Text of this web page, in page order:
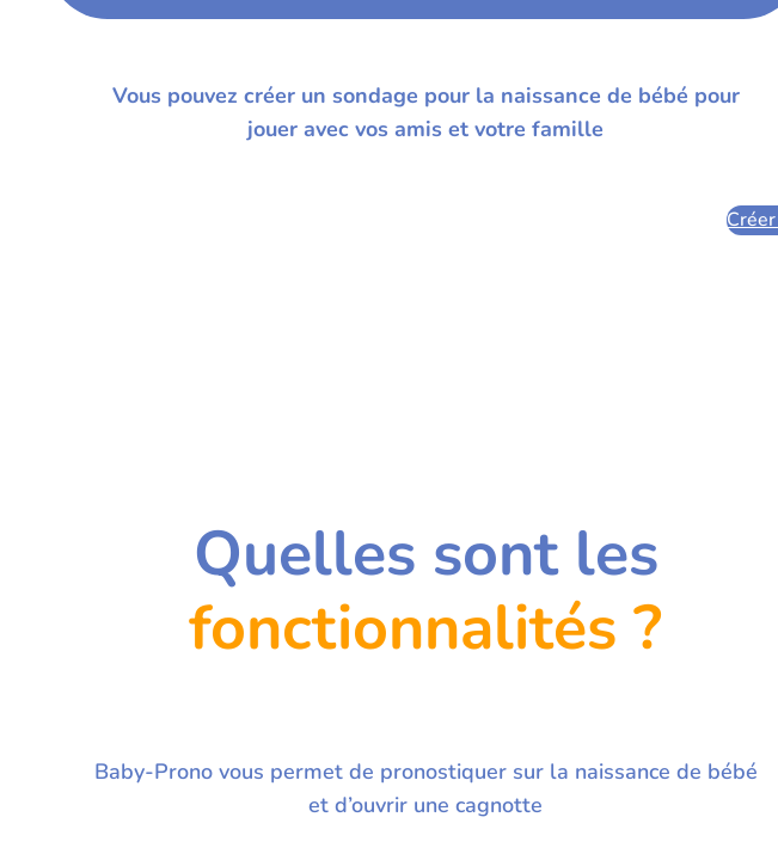
Vous pouvez créer un sondage pour la naissance de bébé pour
jouer avec vos amis et votre famille
Quelles sont les
fonctionnalités ?
Baby-Prono vous permet de pronostiquer sur la naissance de bébé
et d’ouvrir une cagnotte